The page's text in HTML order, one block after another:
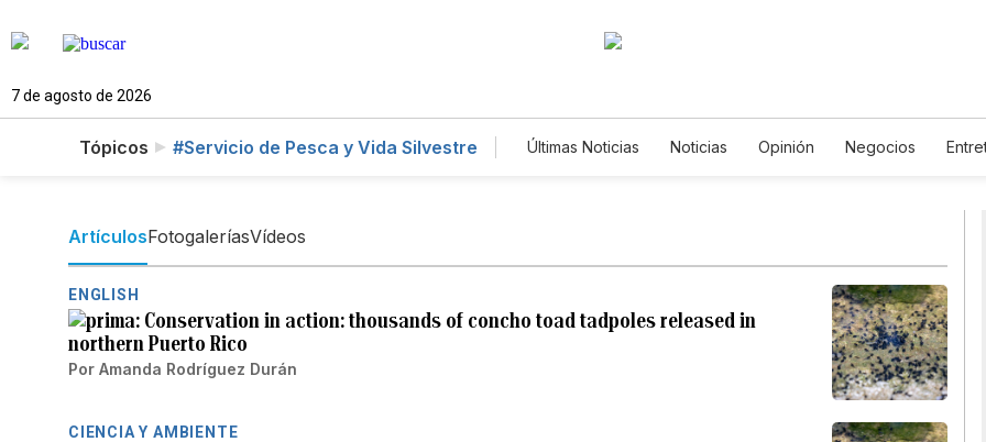
7 de agosto de 2026
Tópicos #Servicio de Pesca y Vida Silvestre Últimas Noticias Noticias Opinión Negocios
Especiales
ArtículosFotogaleríasVídeos
ENGLISH
Conservation in action: thousands of concho toad tadpoles released in
northern Puerto Rico
Por Amanda Rodríguez Durán
CIENCIA Y AMBIENTE